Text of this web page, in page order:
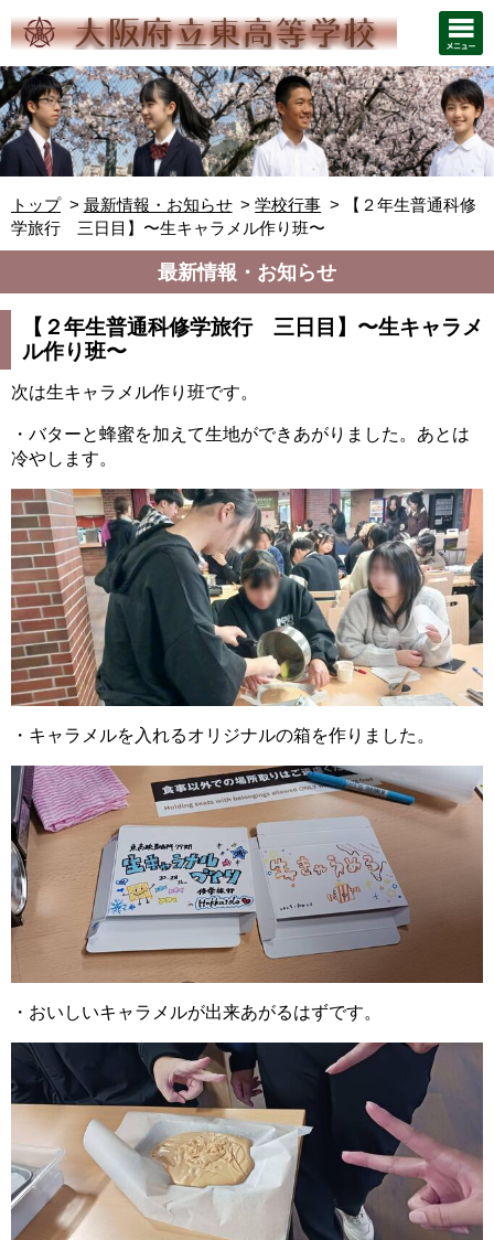
トップ 最新情報・お知らせ 学校行事
【２年生普通科修
学旅行 三日目】〜生キャラメル作り班〜
最新情報・お知らせ
【２年生普通科修学旅行 三日目】〜生キャラメ
ル作り班〜
次は生キャラメル作り班です。
・バターと蜂蜜を加えて生地ができあがりました。あとは
冷やします。
・キャラメルを入れるオリジナルの箱を作りました。
・おいしいキャラメルが出来あがるはずです。